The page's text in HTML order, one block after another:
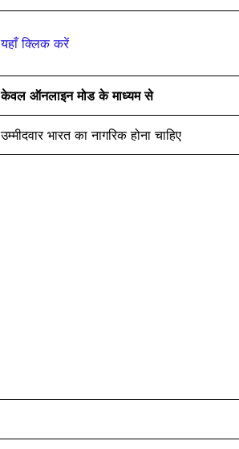
यहाँ क्लिक करें
केवल ऑनलाइन मोड के माध्यम से
उम्मीदवार भारत का नागरिक होना चाहिए